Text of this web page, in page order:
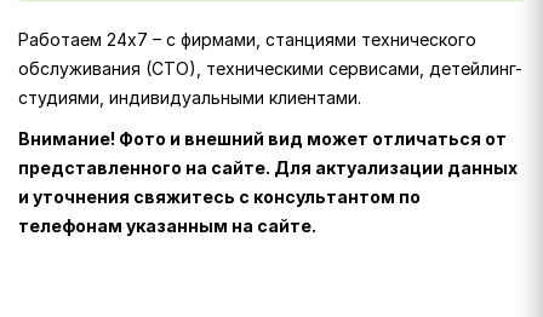
Работаем 24х7 – с фирмами, станциями технического
обслуживания (СТО), техническими сервисами, детейлинг-
студиями, индивидуальными клиентами.
Внимание! Фото и внешний вид может отличаться от
представленного на сайте. Для актуализации данных
и уточнения свяжитесь с консультантом по
телефонам указанным на сайте.